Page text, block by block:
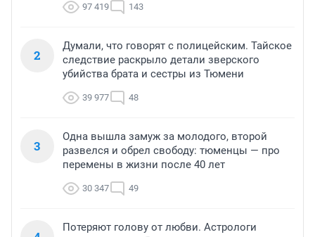
97 419 143
2
Думали, что говорят с полицейским. Тайское
следствие раскрыло детали зверского
убийства брата и сестры из Тюмени
39 977 48
3
Одна вышла замуж за молодого, второй
развелся и обрел свободу: тюменцы — про
перемены в жизни после 40 лет
30 347 49
Потеряют голову от любви. Астрологи